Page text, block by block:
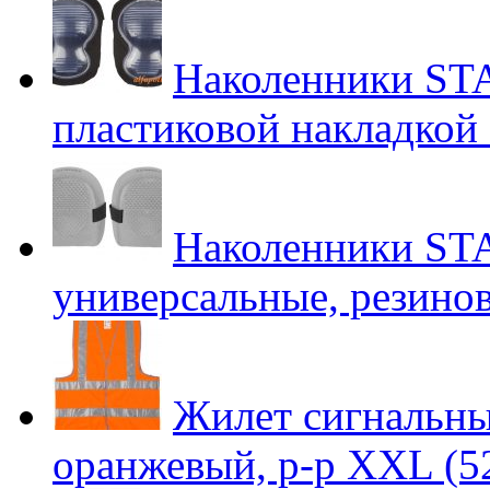
Наколенники
пластиковой
Наколенники
универсальные,
Жилет
оранжевый, р-р XXL